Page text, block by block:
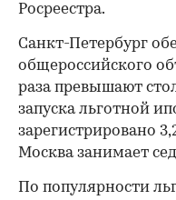
Росреестра.
Санкт-Петербург
общероссийского
раза превышают
запуска льготной
зарегистрировано
Москва занимает
По популярности